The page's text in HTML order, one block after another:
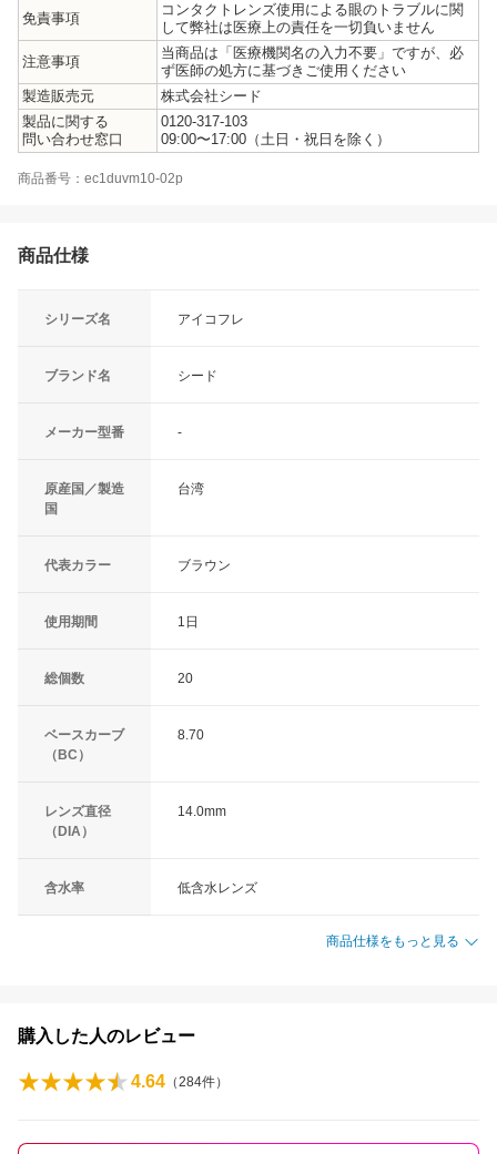
免責事項
コンタクトレンズ使用による眼のトラブルに関
して弊社は医療上の責任を一切負いません
注意事項
当商品は「医療機関名の入力不要」ですが、必
ず医師の処方に基づきご使用ください
製造販売元
株式会社シード
製品に関する
問い合わせ窓口
0120-317-103
09:00〜17:00（土日・祝日を除く）
商品番号：ec1duvm10-02p
商品仕様
シリーズ名 アイコフレ
ブランド名 シード
メーカー型番 -
原産国／製造
国
台湾
代表カラー ブラウン
使用期間 1日
総個数 20
ベースカーブ
（BC）
8.70
レンズ直径
（DIA）
14.0mm
含水率 低含水レンズ
商品仕様をもっと見る
購入した人のレビュー
4.64 （284件）